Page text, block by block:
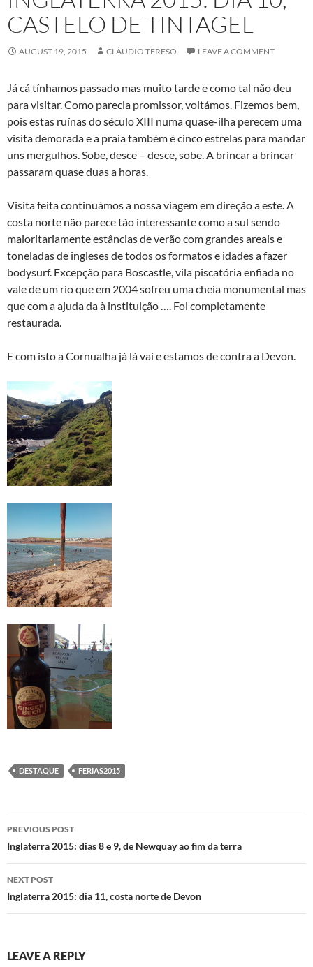
CASTELO DE TINTAGEL
AUGUST 19, 2015 CLÁUDIO TERESO LEAVE A COMMENT
Já cá tínhamos passado mas muito tarde e como tal não deu
para visitar. Como parecia promissor, voltámos. Fizemos bem,
pois estas ruínas do século XIII numa quase-ilha perecem uma
visita demorada e a praia também é cinco estrelas para mandar
uns mergulhos. Sobe, desce – desce, sobe. A brincar a brincar
passaram quase duas a horas.
Visita feita continuámos a nossa viagem em direção a este. A
costa norte não parece tão interessante como a sul sendo
maioritariamente estâncias de verão com grandes areais e
toneladas de ingleses de todos os formatos e idades a fazer
bodysurf. Excepção para Boscastle, vila piscatória enfiada no
vale de um rio que em 2004 sofreu uma cheia monumental mas
que com a ajuda da à instituição …. Foi completamente
restaurada.
E com isto a Cornualha já lá vai e estamos de contra a Devon.
DESTAQUE FERIAS2015
Post
navigation
PREVIOUS POST
Inglaterra 2015: dias 8 e 9, de Newquay ao fim da terra
NEXT POST
Inglaterra 2015: dia 11, costa norte de Devon
LEAVE A REPLY